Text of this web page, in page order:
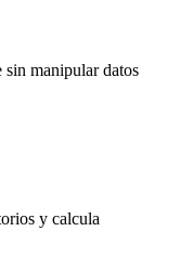
sin manipular datos
y calcula